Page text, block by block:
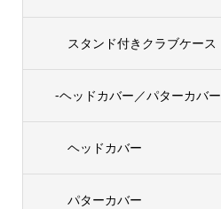
スタンド付きクラブケース
-ヘッドカバー／パターカバー
ヘッドカバー
パターカバー